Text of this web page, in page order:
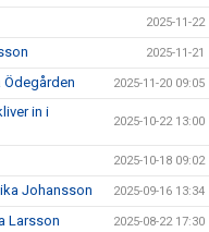
2025-11-22
2025-11-21
Ödegården 2025-11-20 09:05
in i
2025-10-22 13:00
2025-10-18 09:02
Johansson 2025-09-16 13:34
Larsson 2025-08-22 17:30